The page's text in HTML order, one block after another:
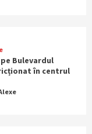
Bulevardul
în centrul